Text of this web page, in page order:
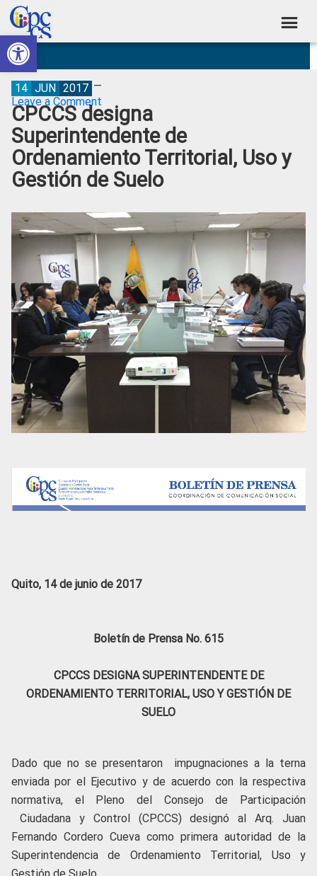
Abrir barra de herramientas
Skip
to
primary
navigation
Skip
to
main
content
Skip
to
primary
sidebar
Skip
to
footer
Consejo
de
Participación
Ciudadana
Control
Social
Construyendo
Poder
Ciudadano
CPCCS designa
Superintendente de
Ordenamiento Territorial, Uso y
Gestión de Suelo
14 JUN 2017
Leave a Comment
Quito, 14 de junio de 2017
Boletín de Prensa No. 615
CPCCS DESIGNA SUPERINTENDENTE DE
ORDENAMIENTO TERRITORIAL, USO Y GESTIÓN DE
SUELO
Dado que no se presentaron impugnaciones a la terna
enviada por el Ejecutivo y de acuerdo con la respectiva
normativa, el Pleno del Consejo de Participación
Ciudadana y Control (CPCCS) designó al Arq. Juan
Fernando Cordero Cueva como primera autoridad de la
Superintendencia de Ordenamiento Territorial, Uso y